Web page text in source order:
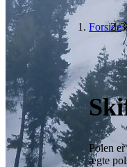
Forside
Polen
ægte